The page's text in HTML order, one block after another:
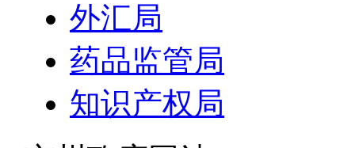
外汇局
药品监管局
知识产权局